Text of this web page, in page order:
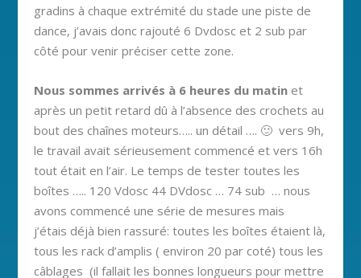
gradins à chaque extrémité du stade une piste de
dance, j’avais donc rajouté 6 Dvdosc et 2 sub par
côté pour venir préciser cette zone.
Nous sommes arrivés à 6 heures du matin et
après un petit retard dû à l’absence des crochets au
bout des chaînes moteurs….. un détail …. 🙂 vers 9h,
le travail avait sérieusement commencé et vers 16h
tout était en l’air. Le temps de tester toutes les
boîtes ….. 120 Vdosc 44 DVdosc … 74 sub … nous
avons commencé une série de mesures mais
j’étais déjà bien rassuré: toutes les boîtes étaient là,
tous les rack d’amplis ( environ 20 par coté) tous les
câblages (il fallait les bonnes longueurs pour mettre